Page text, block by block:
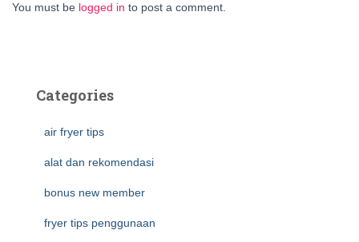
You must be logged in to post a comment.
Categories
air fryer tips
alat dan rekomendasi
bonus new member
fryer tips penggunaan